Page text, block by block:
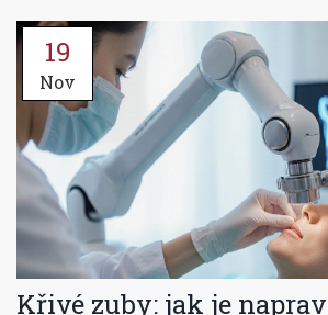
19
Nov
Křivé zuby: jak je